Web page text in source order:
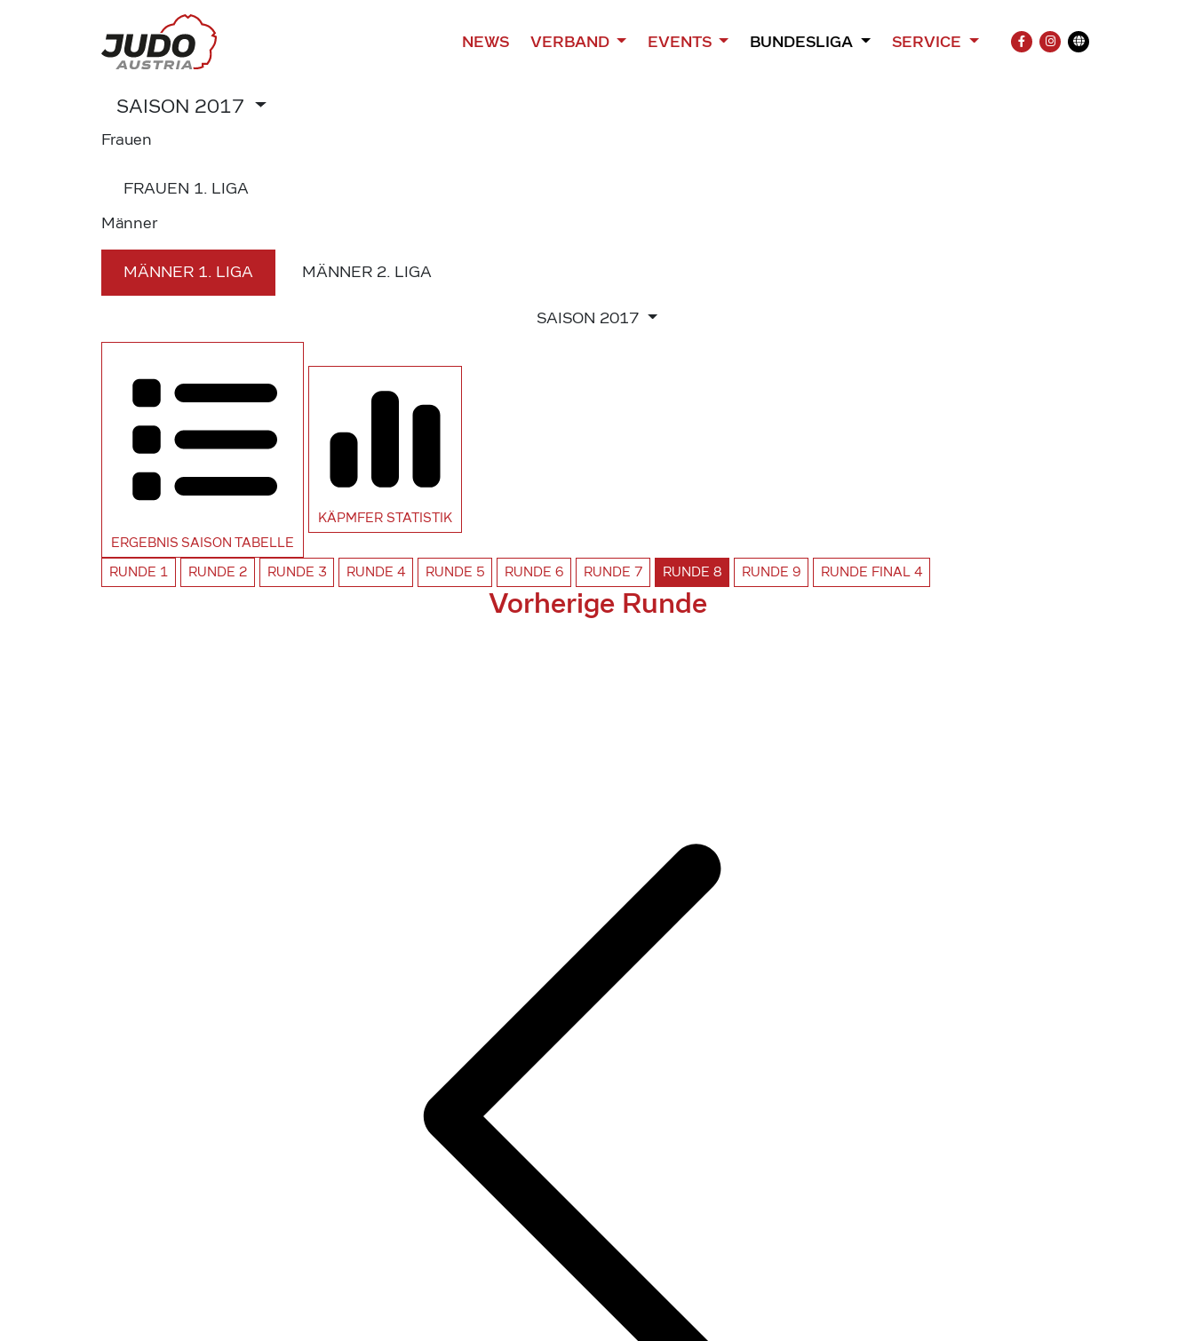
NEWS VERBAND EVENTS BUNDESLIGA SERVICE
FACEBOOK
INSTAGRAM
Übersetzung
SAISON 2017
Frauen
FRAUEN 1. LIGA
Männer
MÄNNER 1. LIGA MÄNNER 2. LIGA
SAISON 2017
ERGEBNIS SAISON TABELLE
KÄPMFER STATISTIK
RUNDE 1 RUNDE 2 RUNDE 3 RUNDE 4 RUNDE 5 RUNDE 6 RUNDE 7 RUNDE 8 RUNDE 9 RUNDE FINAL 4
Vorherige Runde